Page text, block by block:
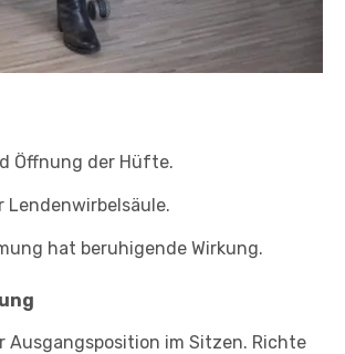
Öffnung der Hüfte.
Lendenwirbelsäule.
hat beruhigende Wirkung.
Ausgangsposition im Sitzen. Richte